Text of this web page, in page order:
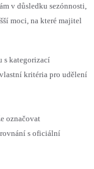
v důsledku sezónnosti,
moci, na které majitel
s kategorizací
kritéria pro udělení
označovat
s oficiální